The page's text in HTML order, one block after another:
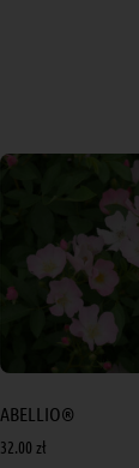
ABELLIO®
32.00 zł